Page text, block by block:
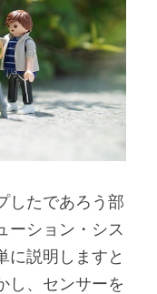
したであろう部
ーション・シス
に説明しますと
し、センサーを